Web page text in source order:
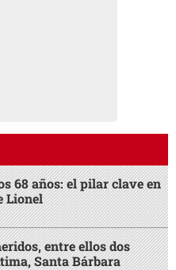
68 años: el pilar clave en
Lionel
entre ellos dos
Santa Bárbara